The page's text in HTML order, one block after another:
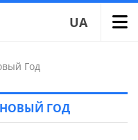
UA
Год
ГОД